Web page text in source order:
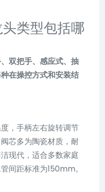
类型包括哪
双把手、感应式、抽
在操控方式和安装结
，手柄左右旋转调节
芯多为陶瓷材质，耐
现代，适合多数家庭
间距标准为150mm。